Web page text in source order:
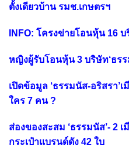
ตั้งเดียวบ้าน รมช.เกษตรฯ
INFO: โครงข่ายโอนหุ้น 16
หญิงผู้รับโอนหุ้น 3 บริษัท‘ธรร
เปิดข้อมูล ‘ธรรมนัส-อริสรา’
ใคร 7 คน ?
ส่องของสะสม ‘ธรรมนัส’- 2 เ
กระเป๋าแบรนด์ดัง 42 ใบ